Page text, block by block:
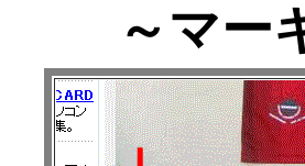
～マー